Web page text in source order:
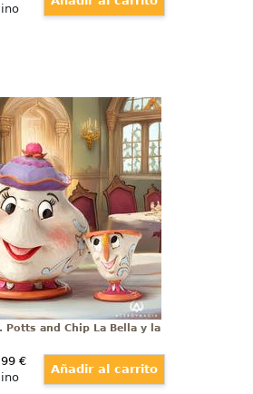
Potts and Chip La Bella
y la Bestia
Mrs. Potts and Chip
en el clásico de Walt
Bella y la Bestia” de
aproximadamente 10
cm., de altura.
Potts and Chip La Bella y la
€